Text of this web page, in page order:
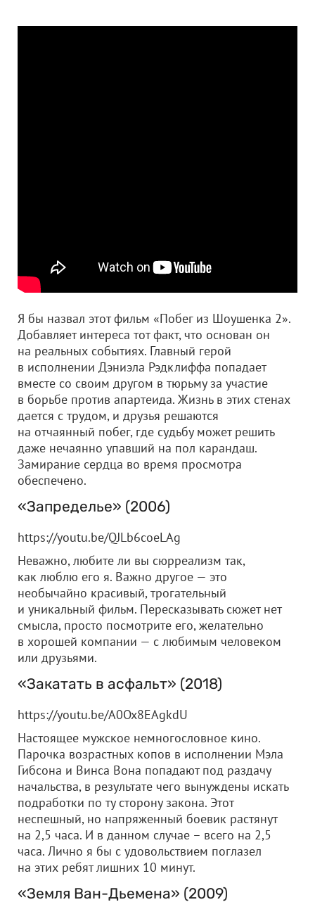
Я бы назвал этот фильм «Побег из Шоушенка 2».
Добавляет интереса тот факт, что основан он
на реальных событиях. Главный герой
в исполнении Дэниэла Рэдклиффа попадает
вместе со своим другом в тюрьму за участие
в борьбе против апартеида. Жизнь в этих стенах
дается с трудом, и друзья решаются
на отчаянный побег, где судьбу может решить
даже нечаянно упавший на пол карандаш.
Замирание сердца во время просмотра
обеспечено.
«Запределье» (2006)
https://youtu.be/QJLb6coeLAg
Неважно, любите ли вы сюрреализм так,
как люблю его я. Важно другое — это
необычайно красивый, трогательный
и уникальный фильм. Пересказывать сюжет нет
смысла, просто посмотрите его, желательно
в хорошей компании — с любимым человеком
или друзьями.
«Закатать в асфальт» (2018)
https://youtu.be/A0Ox8EAgkdU
Настоящее мужское немногословное кино.
Парочка возрастных копов в исполнении Мэла
Гибсона и Винса Вона попадают под раздачу
начальства, в результате чего вынуждены искать
подработки по ту сторону закона. Этот
неспешный, но напряженный боевик растянут
на 2,5 часа. И в данном случае – всего на 2,5
часа. Лично я бы с удовольствием поглазел
на этих ребят лишних 10 минут.
«Земля Ван-Дьемена» (2009)